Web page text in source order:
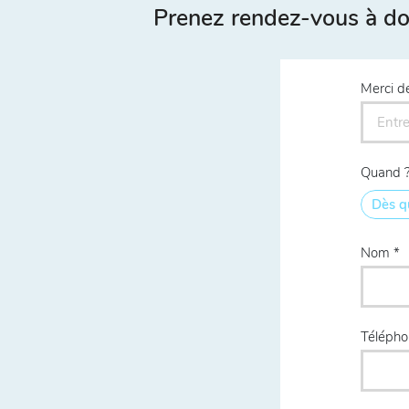
Prenez rendez-vous à
Merci
Quand
Dès
Nom